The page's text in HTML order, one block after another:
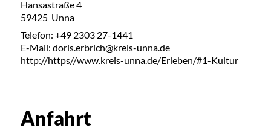
Hansastraße 4
59425 Unna
Telefon: +49 2303 27-1441
E-Mail: doris.erbrich@kreis-unna.de
http://https//www.kreis-unna.de/Erleben/#1-Kultur
Anfahrt